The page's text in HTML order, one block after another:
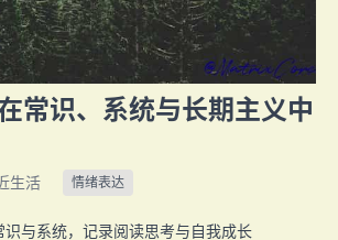
常识、系统与长期主义中
生活 情绪表达
与系统，记录阅读思考与自我成长